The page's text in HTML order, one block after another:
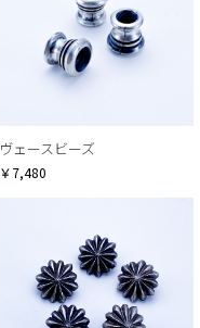
ヴェースビーズ
￥7,480